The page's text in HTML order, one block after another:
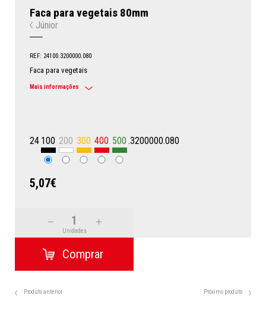
Faca para vegetais 80mm
Júnior
REF: 24100.3200000.080
Faca para vegetais
Mais informações
24 100 200 300 400 500 .3200000.080
5,07€
Unidades
Produto anterior Próximo produto